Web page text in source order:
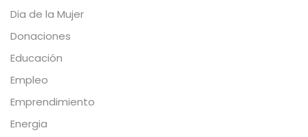
Dia de la Mujer
Donaciones
Educación
Empleo
Emprendimiento
Energia